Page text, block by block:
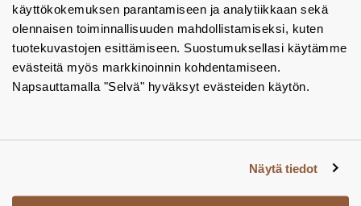
käyttökokemuksen parantamiseen ja analytiikkaan sekä
olennaisen toiminnallisuuden mahdollistamiseksi, kuten
tuotekuvastojen esittämiseen. Suostumuksellasi käytämme
evästeitä myös markkinoinnin kohdentamiseen.
Napsauttamalla "Selvä" hyväksyt evästeiden käytön.
Näytä tiedot
BIM-objektit
Yhteystiedot
Tiedotteet